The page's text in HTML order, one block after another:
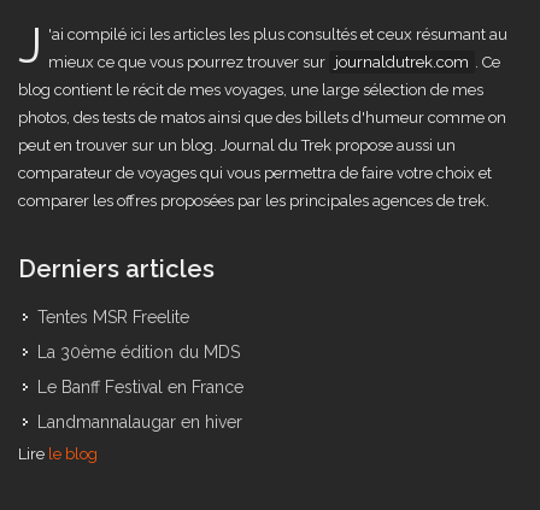
J 'ai compilé ici les articles les plus consultés et ceux résumant au
mieux ce que vous pourrez trouver sur journaldutrek.com . Ce
blog contient le récit de mes voyages, une large sélection de mes
photos, des tests de matos ainsi que des billets d'humeur comme on
peut en trouver sur un blog. Journal du Trek propose aussi un
comparateur de voyages qui vous permettra de faire votre choix et
comparer les offres proposées par les principales agences de trek.
Derniers articles
Tentes MSR Freelite
La 30ème édition du MDS
Le Banff Festival en France
Landmannalaugar en hiver
Lire le blog